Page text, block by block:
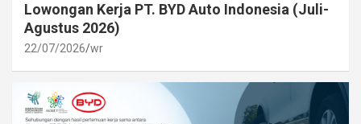
Lowongan Kerja PT. BYD Auto Indonesia (Juli-
Agustus 2026)
22/07/2026 wr